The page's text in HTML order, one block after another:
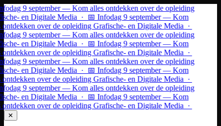
Ga naar inhoud
9 september — Kom alles ontdekken over de opleiding
en Digitale Media · 📅 Infodag 9 september — Kom
over de opleiding Grafische- en Digitale Media ·
9 september — Kom alles ontdekken over de opleiding
en Digitale Media · 📅 Infodag 9 september — Kom
over de opleiding Grafische- en Digitale Media ·
9 september — Kom alles ontdekken over de opleiding
en Digitale Media · 📅 Infodag 9 september — Kom
over de opleiding Grafische- en Digitale Media ·
9 september — Kom alles ontdekken over de opleiding
en Digitale Media · 📅 Infodag 9 september — Kom
over de opleiding Grafische- en Digitale Media ·
✕